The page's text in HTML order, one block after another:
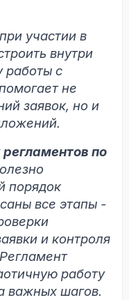
участии в
внутри
работы с
не
заявок, но и
по
порядок
все этапы -
и контроля
работу
важных шагов.